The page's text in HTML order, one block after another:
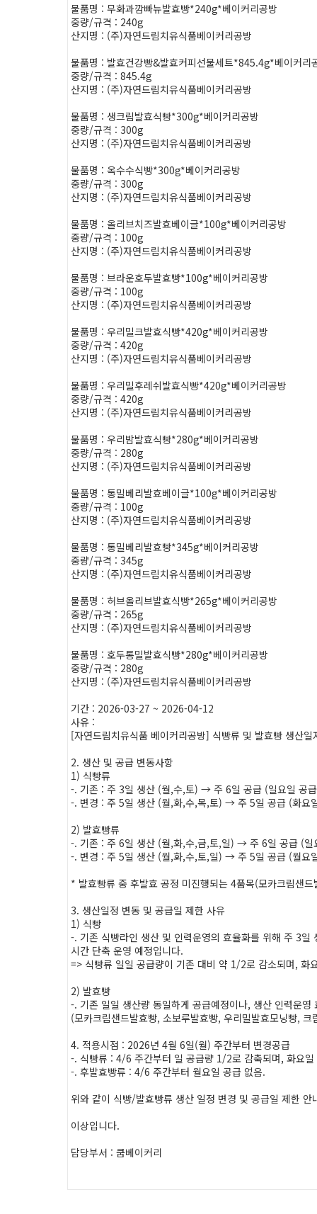
물품명 : 무화과깜빠뉴발효빵*240g*베이커리공방
중량/규격 : 240g
산지명 : (주)자연드림치유식품베이커리공방
물품명 : 발효건강빵&발효커피선물세트*845.4g*베이커리
중량/규격 : 845.4g
산지명 : (주)자연드림치유식품베이커리공방
물품명 : 생크림발효식빵*300g*베이커리공방
중량/규격 : 300g
산지명 : (주)자연드림치유식품베이커리공방
물품명 : 옥수수식빵*300g*베이커리공방
중량/규격 : 300g
산지명 : (주)자연드림치유식품베이커리공방
물품명 : 올리브치즈발효베이글*100g*베이커리공방
중량/규격 : 100g
산지명 : (주)자연드림치유식품베이커리공방
물품명 : 브라운호두발효빵*100g*베이커리공방
중량/규격 : 100g
산지명 : (주)자연드림치유식품베이커리공방
물품명 : 우리밀크발효식빵*420g*베이커리공방
중량/규격 : 420g
산지명 : (주)자연드림치유식품베이커리공방
물품명 : 우리밀후레쉬발효식빵*420g*베이커리공방
중량/규격 : 420g
산지명 : (주)자연드림치유식품베이커리공방
물품명 : 우리밤발효식빵*280g*베이커리공방
중량/규격 : 280g
산지명 : (주)자연드림치유식품베이커리공방
물품명 : 통밀베리발효베이글*100g*베이커리공방
중량/규격 : 100g
산지명 : (주)자연드림치유식품베이커리공방
물품명 : 통밀베리발효빵*345g*베이커리공방
중량/규격 : 345g
산지명 : (주)자연드림치유식품베이커리공방
물품명 : 허브올리브발효식빵*265g*베이커리공방
중량/규격 : 265g
산지명 : (주)자연드림치유식품베이커리공방
물품명 : 호두통밀발효식빵*280g*베이커리공방
중량/규격 : 280g
산지명 : (주)자연드림치유식품베이커리공방
기간 : 2026-03-27 ~ 2026-04-12
사유 :
[자연드림치유식품 베이커리공방] 식빵류 및 발효빵 생산
2. 생산 및 공급 변동사항
1) 식빵류
-. 기존 : 주 3일 생산 (월,수,토) → 주 6일 공급 (일요일 공
-. 변경 : 주 5일 생산 (월,화,수,목,토) → 주 5일 공급 (화요
2) 발효빵류
-. 기존 : 주 6일 생산 (월,화,수,금,토,일) → 주 6일 공급 (일
-. 변경 : 주 5일 생산 (월,화,수,토,일) → 주 5일 공급 (월요
* 발효빵류 중 후발효 공정 미진행되는 4품목(모카크림샌
3. 생산일정 변동 및 공급일 제한 사유
1) 식빵
-. 기존 식빵라인 생산 및 인력운영의 효율화를 위해 주 3
시간 단축 운영 예정입니다.
=> 식빵류 일일 공급량이 기존 대비 약 1/2로 감소되며, 화
2) 발효빵
-. 기존 일일 생산량 동일하게 공급예정이나, 생산 인력운
(모카크림샌드발효빵, 소보루발효빵, 우리밀발효모닝빵,
4. 적용시점 : 2026년 4월 6일(월) 주간부터 변경공급
-. 식빵류 : 4/6 주간부터 일 공급량 1/2로 감축되며, 화요일
-. 후발효빵류 : 4/6 주간부터 월요일 공급 없음.
위와 같이 식빵/발효빵류 생산 일정 변경 및 공급일 제한
이상입니다.
담당부서 : 쿱베이커리